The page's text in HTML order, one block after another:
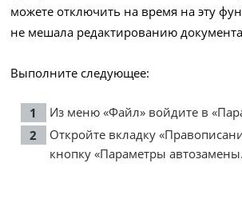
можете отключить на время на эту
не мешала редактированию
Выполните следующее:
Из меню «Файл» войдите в
Откройте вкладку
кнопку «Параметры